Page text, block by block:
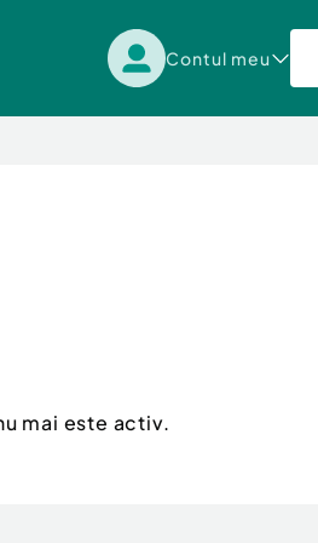
Contul meu
mai este activ.